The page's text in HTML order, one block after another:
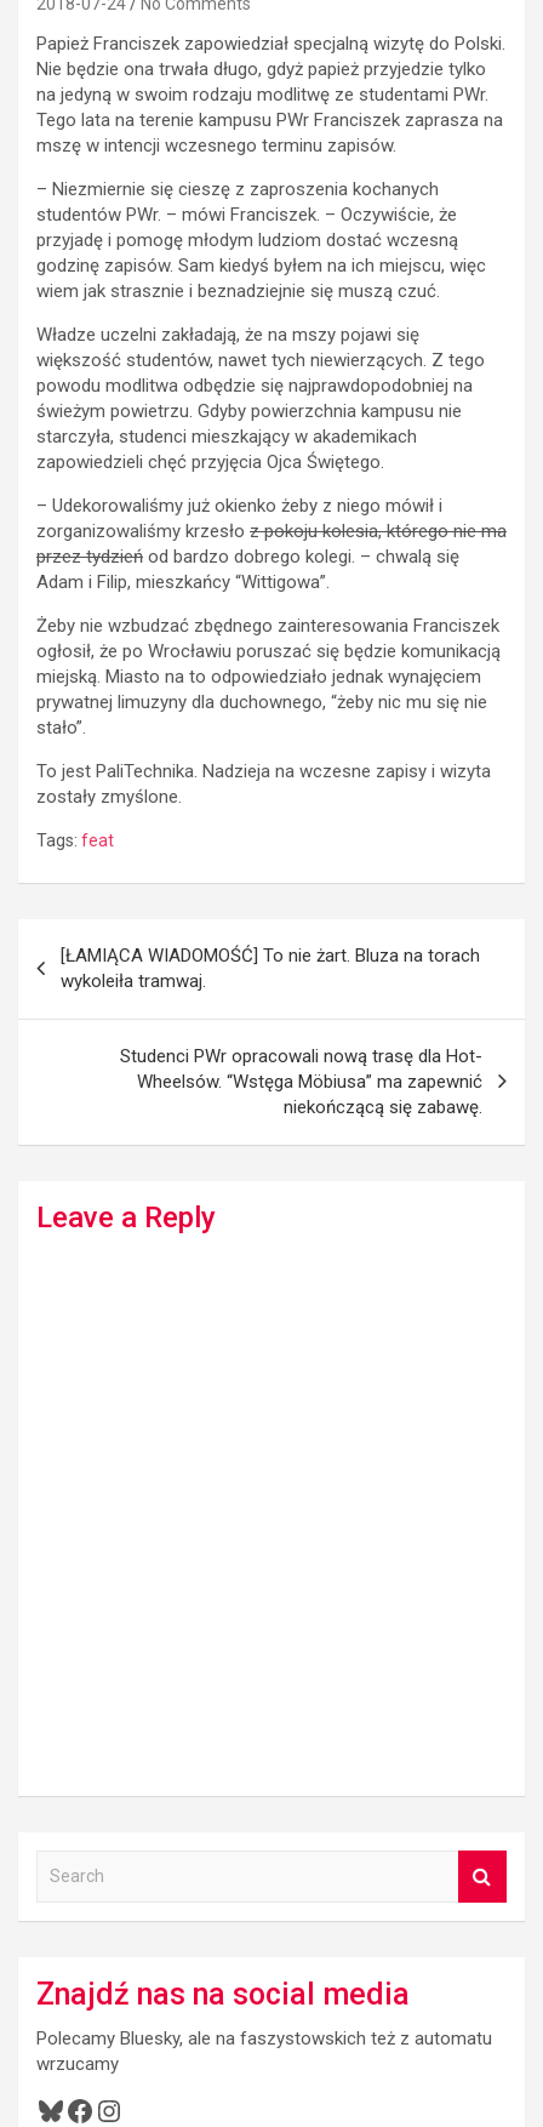
Papież Franciszek zapowiedział specjalną wizytę do Polski.
Nie będzie ona trwała długo, gdyż papież przyjedzie tylko
na jedyną w swoim rodzaju modlitwę ze studentami PWr.
Tego lata na terenie kampusu PWr Franciszek zaprasza na
mszę w intencji wczesnego terminu zapisów.
– Niezmiernie się cieszę z zaproszenia kochanych
studentów PWr. – mówi Franciszek. – Oczywiście, że
przyjadę i pomogę młodym ludziom dostać wczesną
godzinę zapisów. Sam kiedyś byłem na ich miejscu, więc
wiem jak strasznie i beznadziejnie się muszą czuć.
Władze uczelni zakładają, że na mszy pojawi się
większość studentów, nawet tych niewierzących. Z tego
powodu modlitwa odbędzie się najprawdopodobniej na
świeżym powietrzu. Gdyby powierzchnia kampusu nie
starczyła, studenci mieszkający w akademikach
zapowiedzieli chęć przyjęcia Ojca Świętego.
– Udekorowaliśmy już okienko żeby z niego mówił i
zorganizowaliśmy krzesło z pokoju kolesia, którego nie ma
przez tydzień od bardzo dobrego kolegi. – chwalą się
Adam i Filip, mieszkańcy “Wittigowa”.
Żeby nie wzbudzać zbędnego zainteresowania Franciszek
ogłosił, że po Wrocławiu poruszać się będzie komunikacją
miejską. Miasto na to odpowiedziało jednak wynajęciem
prywatnej limuzyny dla duchownego, “żeby nic mu się nie
stało”.
To jest PaliTechnika. Nadzieja na wczesne zapisy i wizyta
zostały zmyślone.
Tags: feat
navigation
[ŁAMIĄCA WIADOMOŚĆ] To nie żart. Bluza na torach
wykoleiła tramwaj.
Studenci PWr opracowali nową trasę dla Hot-
Wheelsów. “Wstęga Möbiusa” ma zapewnić
niekończącą się zabawę.
Leave a Reply
h
Znajdź nas na social media
Polecamy Bluesky, ale na faszystowskich też z automatu
wrzucamy
Bluesky
Facebook
Instagram